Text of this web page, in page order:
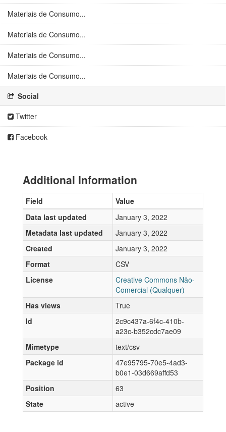
Materiais de Consumo...
Materiais de Consumo...
Materiais de Consumo...
Materiais de Consumo...
Social
Twitter
Facebook
Additional Information
Field
Value
Data last updated
January 3, 2022
Metadata last updated
January 3, 2022
Created
January 3, 2022
Format
CSV
License
Creative Commons Não-
Comercial (Qualquer)
Has views
True
Id
2c9c437a-6f4c-410b-
a23c-b352cdc7ae09
Mimetype
text/csv
Package id
47e95795-70e5-4ad3-
b0e1-03d669affd53
Position
63
State
active